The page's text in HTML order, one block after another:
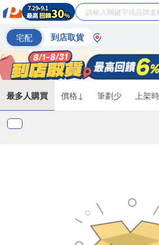
宅配 到店取貨
最多人購買 價格↓ 筆劃少 上架